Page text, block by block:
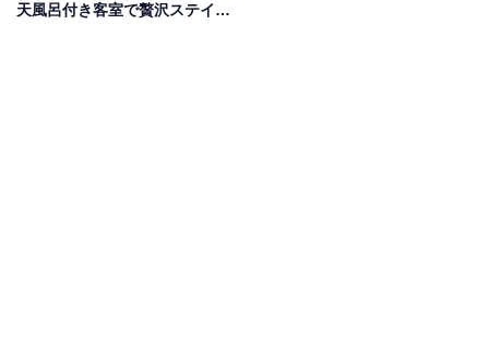
この宿泊施設のおすすめポイントは？
天風呂付き客室で贅沢ステイ